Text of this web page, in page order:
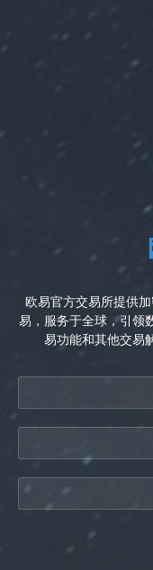
欧易官方交易所提供
易，服务于全球，引领
易功能和其他交易